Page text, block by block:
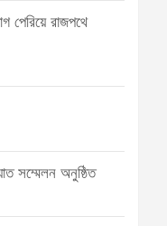
পেরিয়ে রাজপথে
সম্মেলন অনুষ্ঠিত